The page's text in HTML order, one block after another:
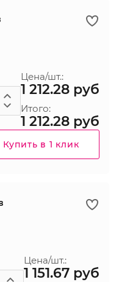
Цена/шт.:
1 212.28 руб
Итого:
1 212.28 руб
Купить в 1 клик
Цена/шт.:
1 151.67 руб